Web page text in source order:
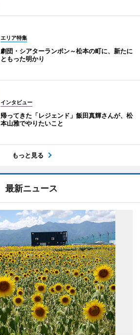
エリア特集
劇団・シアターランポン～松本の町に、新たに
ともった明かり
インタビュー
帰ってきた「レジェンド」飯田真輝さんが、松
本山雅でやりたいこと
もっと見る
最新ニュース